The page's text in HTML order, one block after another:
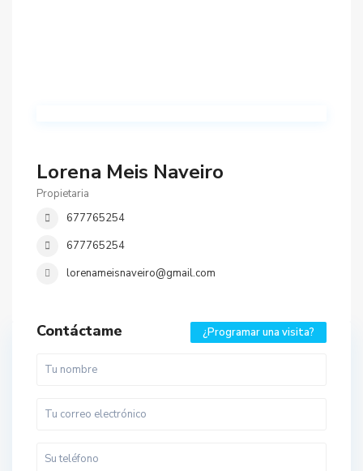
Lorena Meis Naveiro
Propietaria
677765254
677765254
lorenameisnaveiro@gmail.com
Contáctame ¿Programar una visita?